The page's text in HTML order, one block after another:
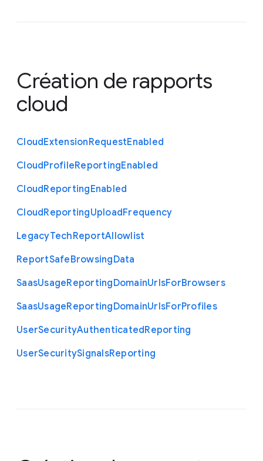
Création de rapports
cloud
CloudExtensionRequestEnabled
CloudProfileReportingEnabled
CloudReportingEnabled
CloudReportingUploadFrequency
LegacyTechReportAllowlist
ReportSafeBrowsingData
SaasUsageReportingDomainUrlsForBrowsers
SaasUsageReportingDomainUrlsForProfiles
UserSecurityAuthenticatedReporting
UserSecuritySignalsReporting